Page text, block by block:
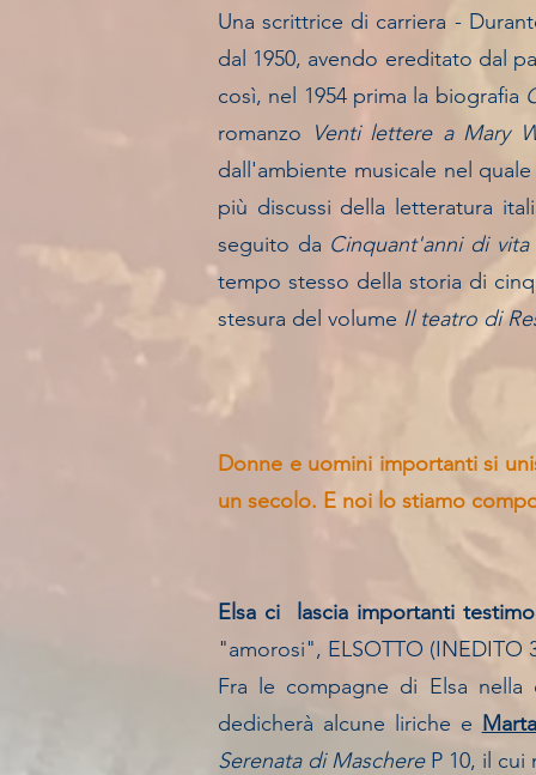
Una scrittrice di carriera -
dal 1950, avendo ereditato dal
così, nel 1954 prima la biografia
romanzo Venti lettere a Mary
dall'ambiente musicale nel
più discussi della letteratura
seguito da Cinquant'anni di vita
tempo stesso della storia di
stesura del volume Il teatro di
Donne e uomini importanti si
un secolo. E noi lo stiamo
Elsa ci lascia importanti
"amorosi", ELSOTTO (INEDITO
Fra le compagne di Elsa nella
dedicherà alcune liriche e
Serenata di MaschereP 10, il cui